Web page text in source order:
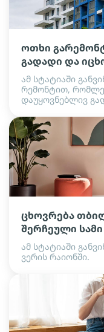
ოთხი
გადადი და
ამ სტატიაში
რემონტით,
დაუყოვნებლივ
ცხოვრება
შერჩეული
ამ სტატიაში
ვერის რაიონში.